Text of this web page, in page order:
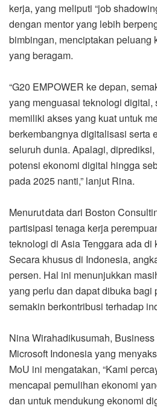
kerja, yang meliputi “job
dengan mentor yang lebih
bimbingan, menciptakan peluang
yang beragam.
“G20 EMPOWER ke depan,
yang menguasai teknologi digital,
memiliki akses yang kuat untuk
berkembangnya digitalisasi serta
seluruh dunia. Apalagi,
potensi ekonomi digital hingga
pada 2025 nanti,” lanjut Rina.
Menurut data dari Boston
partisipasi tenaga kerja
teknologi di Asia Tenggara ada di
Secara khusus di Indonesia,
persen. Hal ini menunjukkan
yang perlu dan dapat dibuka bagi
semakin berkontribusi terhadap
Nina Wirahadikusumah,
Microsoft Indonesia yang
MoU ini mengatakan, “Kami
mencapai pemulihan ekonomi
dan untuk mendukung ekonomi